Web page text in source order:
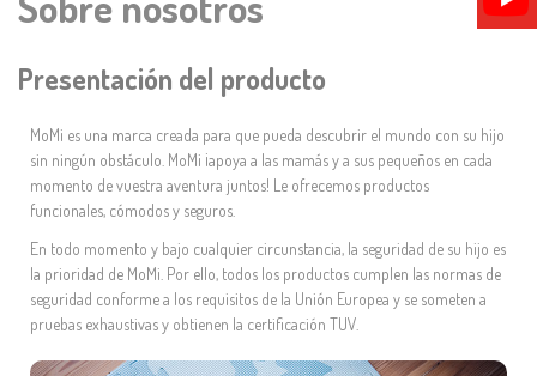
Presentación del producto
MoMi es una marca creada para que pueda descubrir el mundo con su hijo
sin ningún obstáculo. MoMi ¡apoya a las mamás y a sus pequeños en cada
momento de vuestra aventura juntos! Le ofrecemos productos
funcionales, cómodos y seguros.
En todo momento y bajo cualquier circunstancia, la seguridad de su hijo es
la prioridad de MoMi. Por ello, todos los productos cumplen las normas de
seguridad conforme a los requisitos de la Unión Europea y se someten a
pruebas exhaustivas y obtienen la certificación TUV.